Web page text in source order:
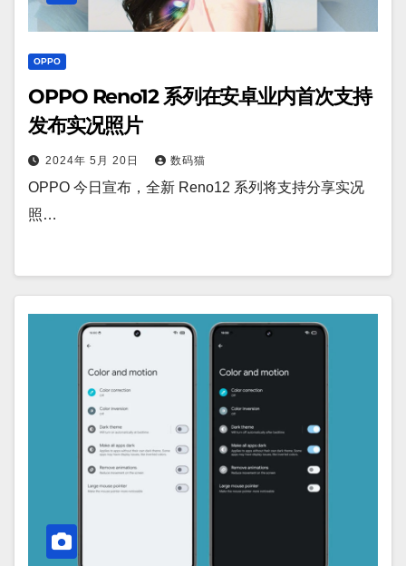
OPPO
OPPO Reno12 系列在安卓业内首次支持
发布实况照片
2024年 5月 20日 数码猫
OPPO 今日宣布，全新 Reno12 系列将支持分享实况
照…